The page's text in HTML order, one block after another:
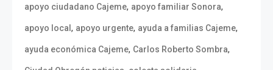
apoyo ciudadano Cajeme, apoyo familiar Sonora,
apoyo local , apoyo urgente, ayuda a familias Cajeme,
ayuda económica Cajeme, Carlos Roberto Sombra,